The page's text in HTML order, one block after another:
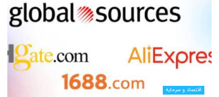
اقتصاد و سرمایه